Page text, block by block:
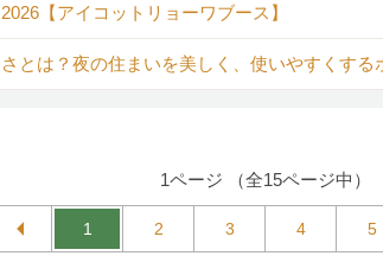
【アイコットリョーワブース】
とは？夜の住まいを美しく、使いやすくする
1ページ （全15ページ中）
1 2 3 4 5